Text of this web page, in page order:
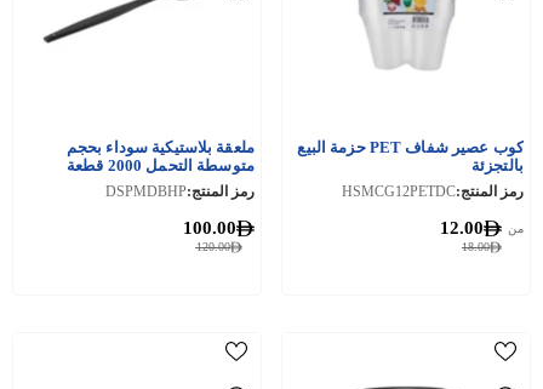
كوب عصير شفاف PET حزمة البيع
بالتجزئة
رمز المنتج:HSMCG12PETDC
18.00
من 12.00
ملعقة بلاستيكية سوداء بحجم
متوسطة التحمل 2000 قطعة
رمز المنتج:DSPMDBHP
120.00
100.00